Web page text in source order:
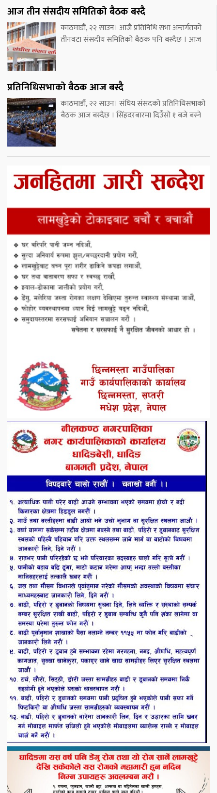
आज तीन संसदीय समितिको बैठक बस्दै
काठमाडौं, २२ साउन। आजै प्रतिनिधि सभा अन्तर्गतको
तीनवटा संसदीय समितिको बैठक पनि बस्दैछ । आज
प्रतिनिधिसभाको बैठक आज बस्दै
काठमाडौं, २२ साउन। संघिय संसदको प्रतिनिधिसभाको
बैठक आज बस्दैछ । सिंहदरबारमा दिउँसो १ बजे बस्ने